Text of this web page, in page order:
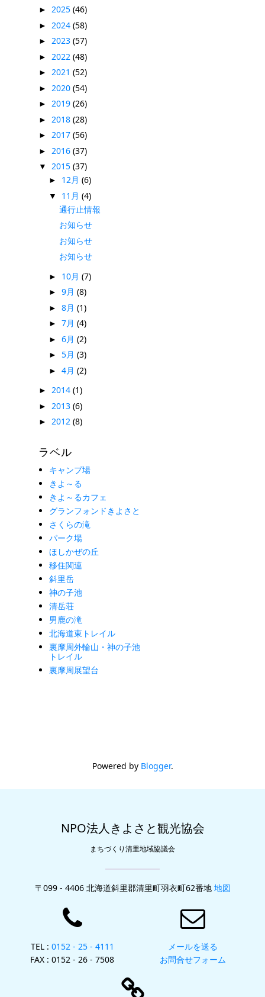
► 2025 (46)
► 2024 (58)
► 2023 (57)
► 2022 (48)
► 2021 (52)
► 2020 (54)
► 2019 (26)
► 2018 (28)
► 2017 (56)
► 2016 (37)
▼ 2015 (37)
► 12月 (6)
▼ 11月 (4)
通行止情報
お知らせ
お知らせ
お知らせ
► 10月 (7)
► 9月 (8)
► 8月 (1)
► 7月 (4)
► 6月 (2)
► 5月 (3)
► 4月 (2)
► 2014 (1)
► 2013 (6)
► 2012 (8)
ラベル
キャンプ場
きよ～る
きよ～るカフェ
グランフォンドきよさと
さくらの滝
パーク場
ほしかぜの丘
移住関連
斜里岳
神の子池
清岳荘
男鹿の滝
北海道東トレイル
裏摩周外輪山・神の子池
トレイル
裏摩周展望台
Powered by Blogger.
NPO法人きよさと観光協会
まちづくり清里地域協議会
〒099 - 4406 北海道斜里郡清里町羽衣町62番地 地図
TEL : 0152 - 25 - 4111
FAX : 0152 - 26 - 7508
メールを送る
お問合せフォーム